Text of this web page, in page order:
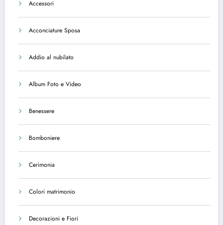
Accessori
Acconciature Sposa
Addio al nubilato
Album Foto e Video
Benessere
Bomboniere
Cerimonia
Colori matrimonio
Decorazioni e Fiori